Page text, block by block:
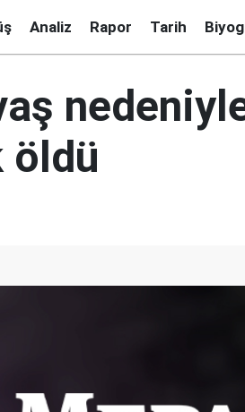
Analiz Rapor Tarih
öldü